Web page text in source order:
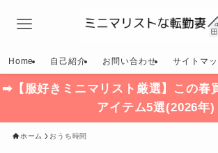
Home 自己紹介 お問い合わせ サイトマ
➡【服好きミニマリスト厳選】この春
アイテム5選(2026年)
ホーム おうち時間